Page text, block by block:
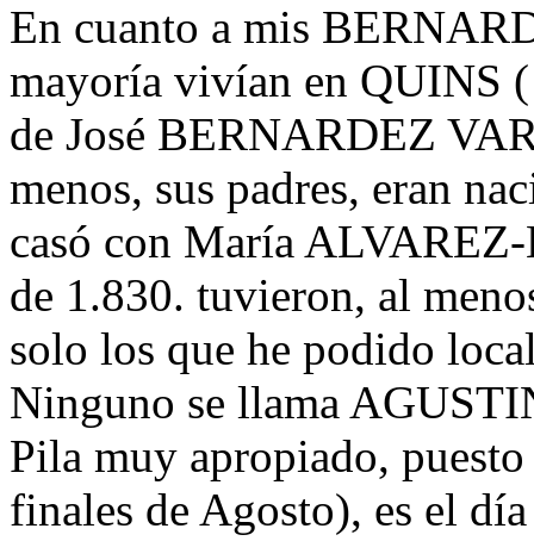
En cuanto a mis
mayoría vivían en QUINS
de José BERNARDEZ
menos, sus padres, eran
casó con María
de 1.830. tuvieron, al
solo los que he podido
Ninguno se llama
Pila muy apropiado,
finales de Agosto), es el